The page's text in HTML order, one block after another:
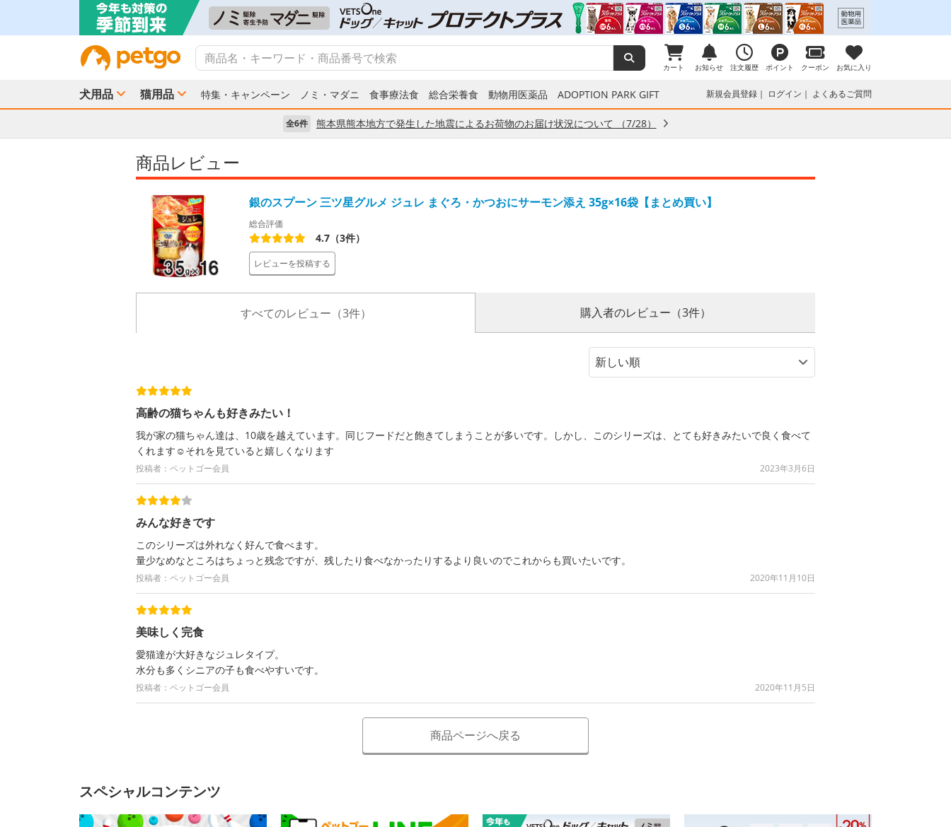
カート お知らせ 注文履歴 ポイント クーポン お気に入り
犬用品 猫用品 特集・キャンペーン ノミ・マダニ 食事療法食 総合栄養食 動物用医薬品 ADOPTION PARK GIFT 新規会員登録 ログイン よくあるご質問
全6件 熊本県熊本地方で発生した地震によるお荷物のお届け状況について （7/28）
商品レビュー
銀のスプーン 三ツ星グルメ ジュレ まぐろ・かつおにサーモン添え 35g×16袋【まとめ買い】
総合評価
4.7（3件）
レビューを投稿する
すべてのレビュー（3件） 購入者のレビュー（3件）
高齢の猫ちゃんも好きみたい！
我が家の猫ちゃん達は、10歳を越えています。同じフードだと飽きてしまうことが多いです。しかし、このシリーズは、とても好きみたいで良く食べて
くれます☺️それを見ていると嬉しくなります
投稿者：ペットゴー会員 2023年3月6日
みんな好きです
このシリーズは外れなく好んで食べます。
量少なめなところはちょっと残念ですが、残したり食べなかったりするより良いのでこれからも買いたいです。
投稿者：ペットゴー会員 2020年11月10日
美味しく完食
愛猫達が大好きなジュレタイプ。
水分も多くシニアの子も食べやすいです。
投稿者：ペットゴー会員 2020年11月5日
商品ページへ戻る
スペシャルコンテンツ